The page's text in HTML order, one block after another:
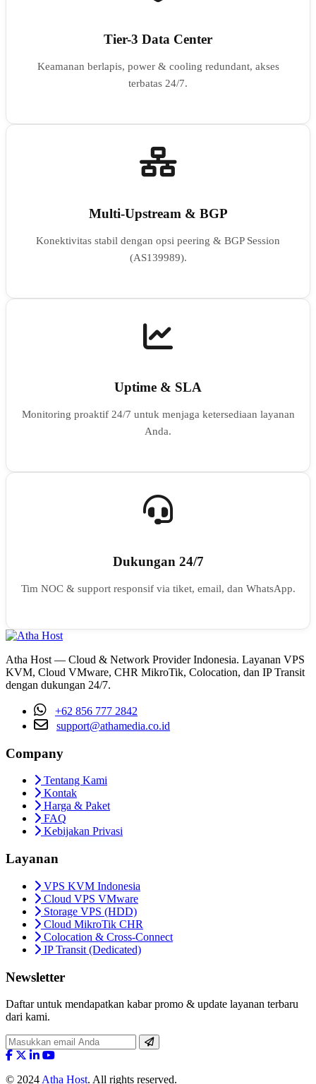
Tier-3 Data Center
Keamanan berlapis, power & cooling redundant, akses
terbatas 24/7.
Multi-Upstream & BGP
Konektivitas stabil dengan opsi peering & BGP Session
(AS139989).
Uptime & SLA
Monitoring proaktif 24/7 untuk menjaga ketersediaan layanan
Anda.
Dukungan 24/7
Tim NOC & support responsif via tiket, email, dan WhatsApp.
Atha Host — Cloud & Network Provider Indonesia. Layanan VPS
KVM, Cloud VMware, CHR MikroTik, Colocation, dan IP Transit
dengan dukungan 24/7.
+62 856 777 2842
support@athamedia.co.id
Company
Tentang Kami
Kontak
Harga & Paket
FAQ
Kebijakan Privasi
Layanan
VPS KVM Indonesia
Cloud VPS VMware
Storage VPS (HDD)
Cloud MikroTik CHR
Colocation & Cross-Connect
IP Transit (Dedicated)
Newsletter
Daftar untuk mendapatkan kabar promo & update layanan terbaru
dari kami.
© 2024 Atha Host. All rights reserved.